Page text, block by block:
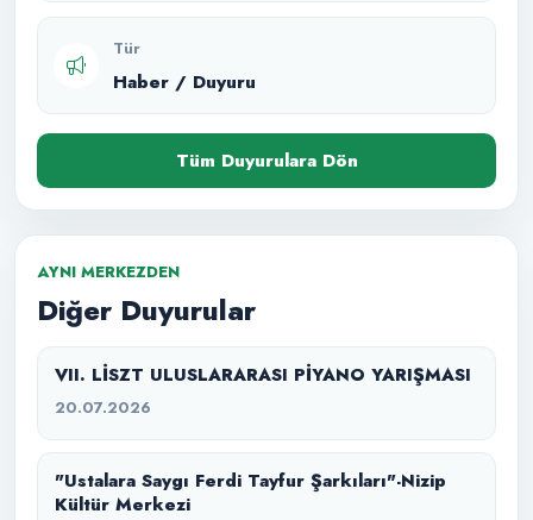
Tür
Haber / Duyuru
Tüm Duyurulara Dön
AYNI MERKEZDEN
Diğer Duyurular
VII. LİSZT ULUSLARARASI PİYANO YARIŞMASI
20.07.2026
"Ustalara Saygı Ferdi Tayfur Şarkıları"-Nizip
Kültür Merkezi